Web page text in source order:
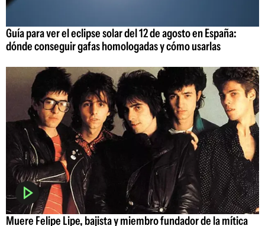
Guía para ver el eclipse solar del 12 de agosto en España:
dónde conseguir gafas homologadas y cómo usarlas
Muere Felipe Lipe, bajista y miembro fundador de la mítica